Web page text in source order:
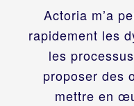
Actoria m’a
rapidement les
les
proposer des
mettre en